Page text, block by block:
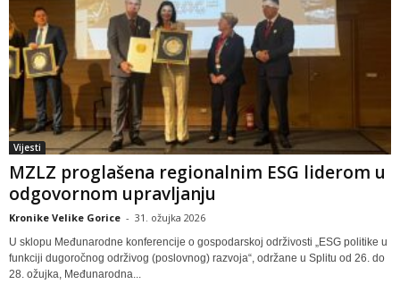
Vijesti
MZLZ proglašena regionalnim ESG liderom u
odgovornom upravljanju
Kronike Velike Gorice - 31. ožujka 2026
U sklopu Međunarodne konferencije o gospodarskoj održivosti „ESG politike u
funkciji dugoročnog održivog (poslovnog) razvoja“, održane u Splitu od 26. do
28. ožujka, Međunarodna...